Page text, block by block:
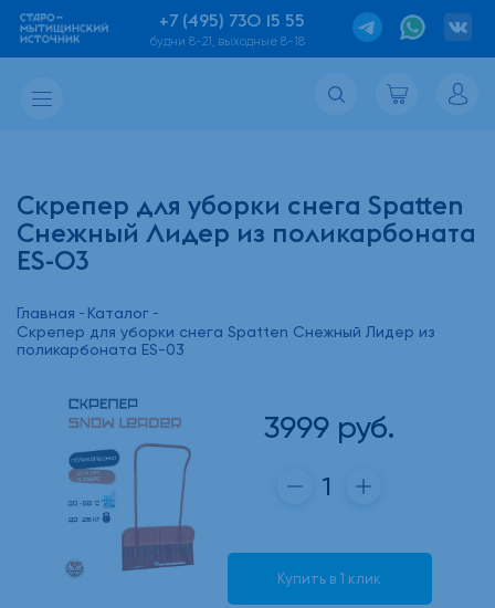
+7 (495) 730 15 55
будни 8-21, выходные 8-18
Скрепер для уборки снега Spatten
Снежный Лидер из поликарбоната
ES-03
Главная
Каталог
Скрепер для уборки снега Spatten Снежный Лидер из
поликарбоната ES-03
3999руб.
Купить в 1 клик